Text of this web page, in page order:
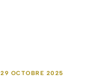
29 OCTOBRE 2025